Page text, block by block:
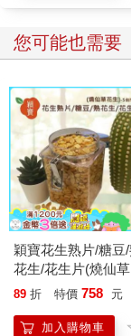
您可能也需要
穎寶花生熟片/糖豆
花生/花生片(燒仙草
生)-5台斤
89 折 特價 758 元
加入購物車